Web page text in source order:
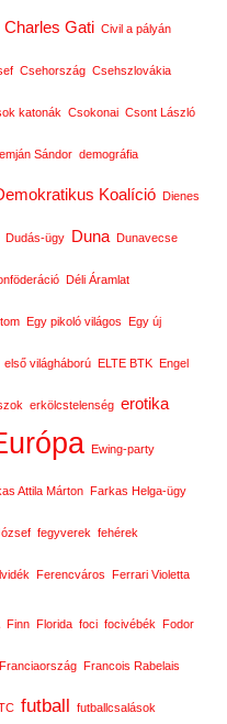
Charles Gati Civil a pályán
Csehország Csehszlovákia
katonák Csokonai Csont László
Sándor demográfia
Koalíció Dienes
Dudás-ügy Duna Dunavecse
Déli Áramlat
Egy pikoló világos Egy új
első világháború ELTE BTK Engel
erkölcstelenség erotika
Ewing-party
Attila Márton Farkas Helga-ügy
fegyverek fehérek
Ferencváros Ferrari Violetta
Finn Florida foci focivébék Fodor
Franciaország Francois Rabelais
futball futballcsalások